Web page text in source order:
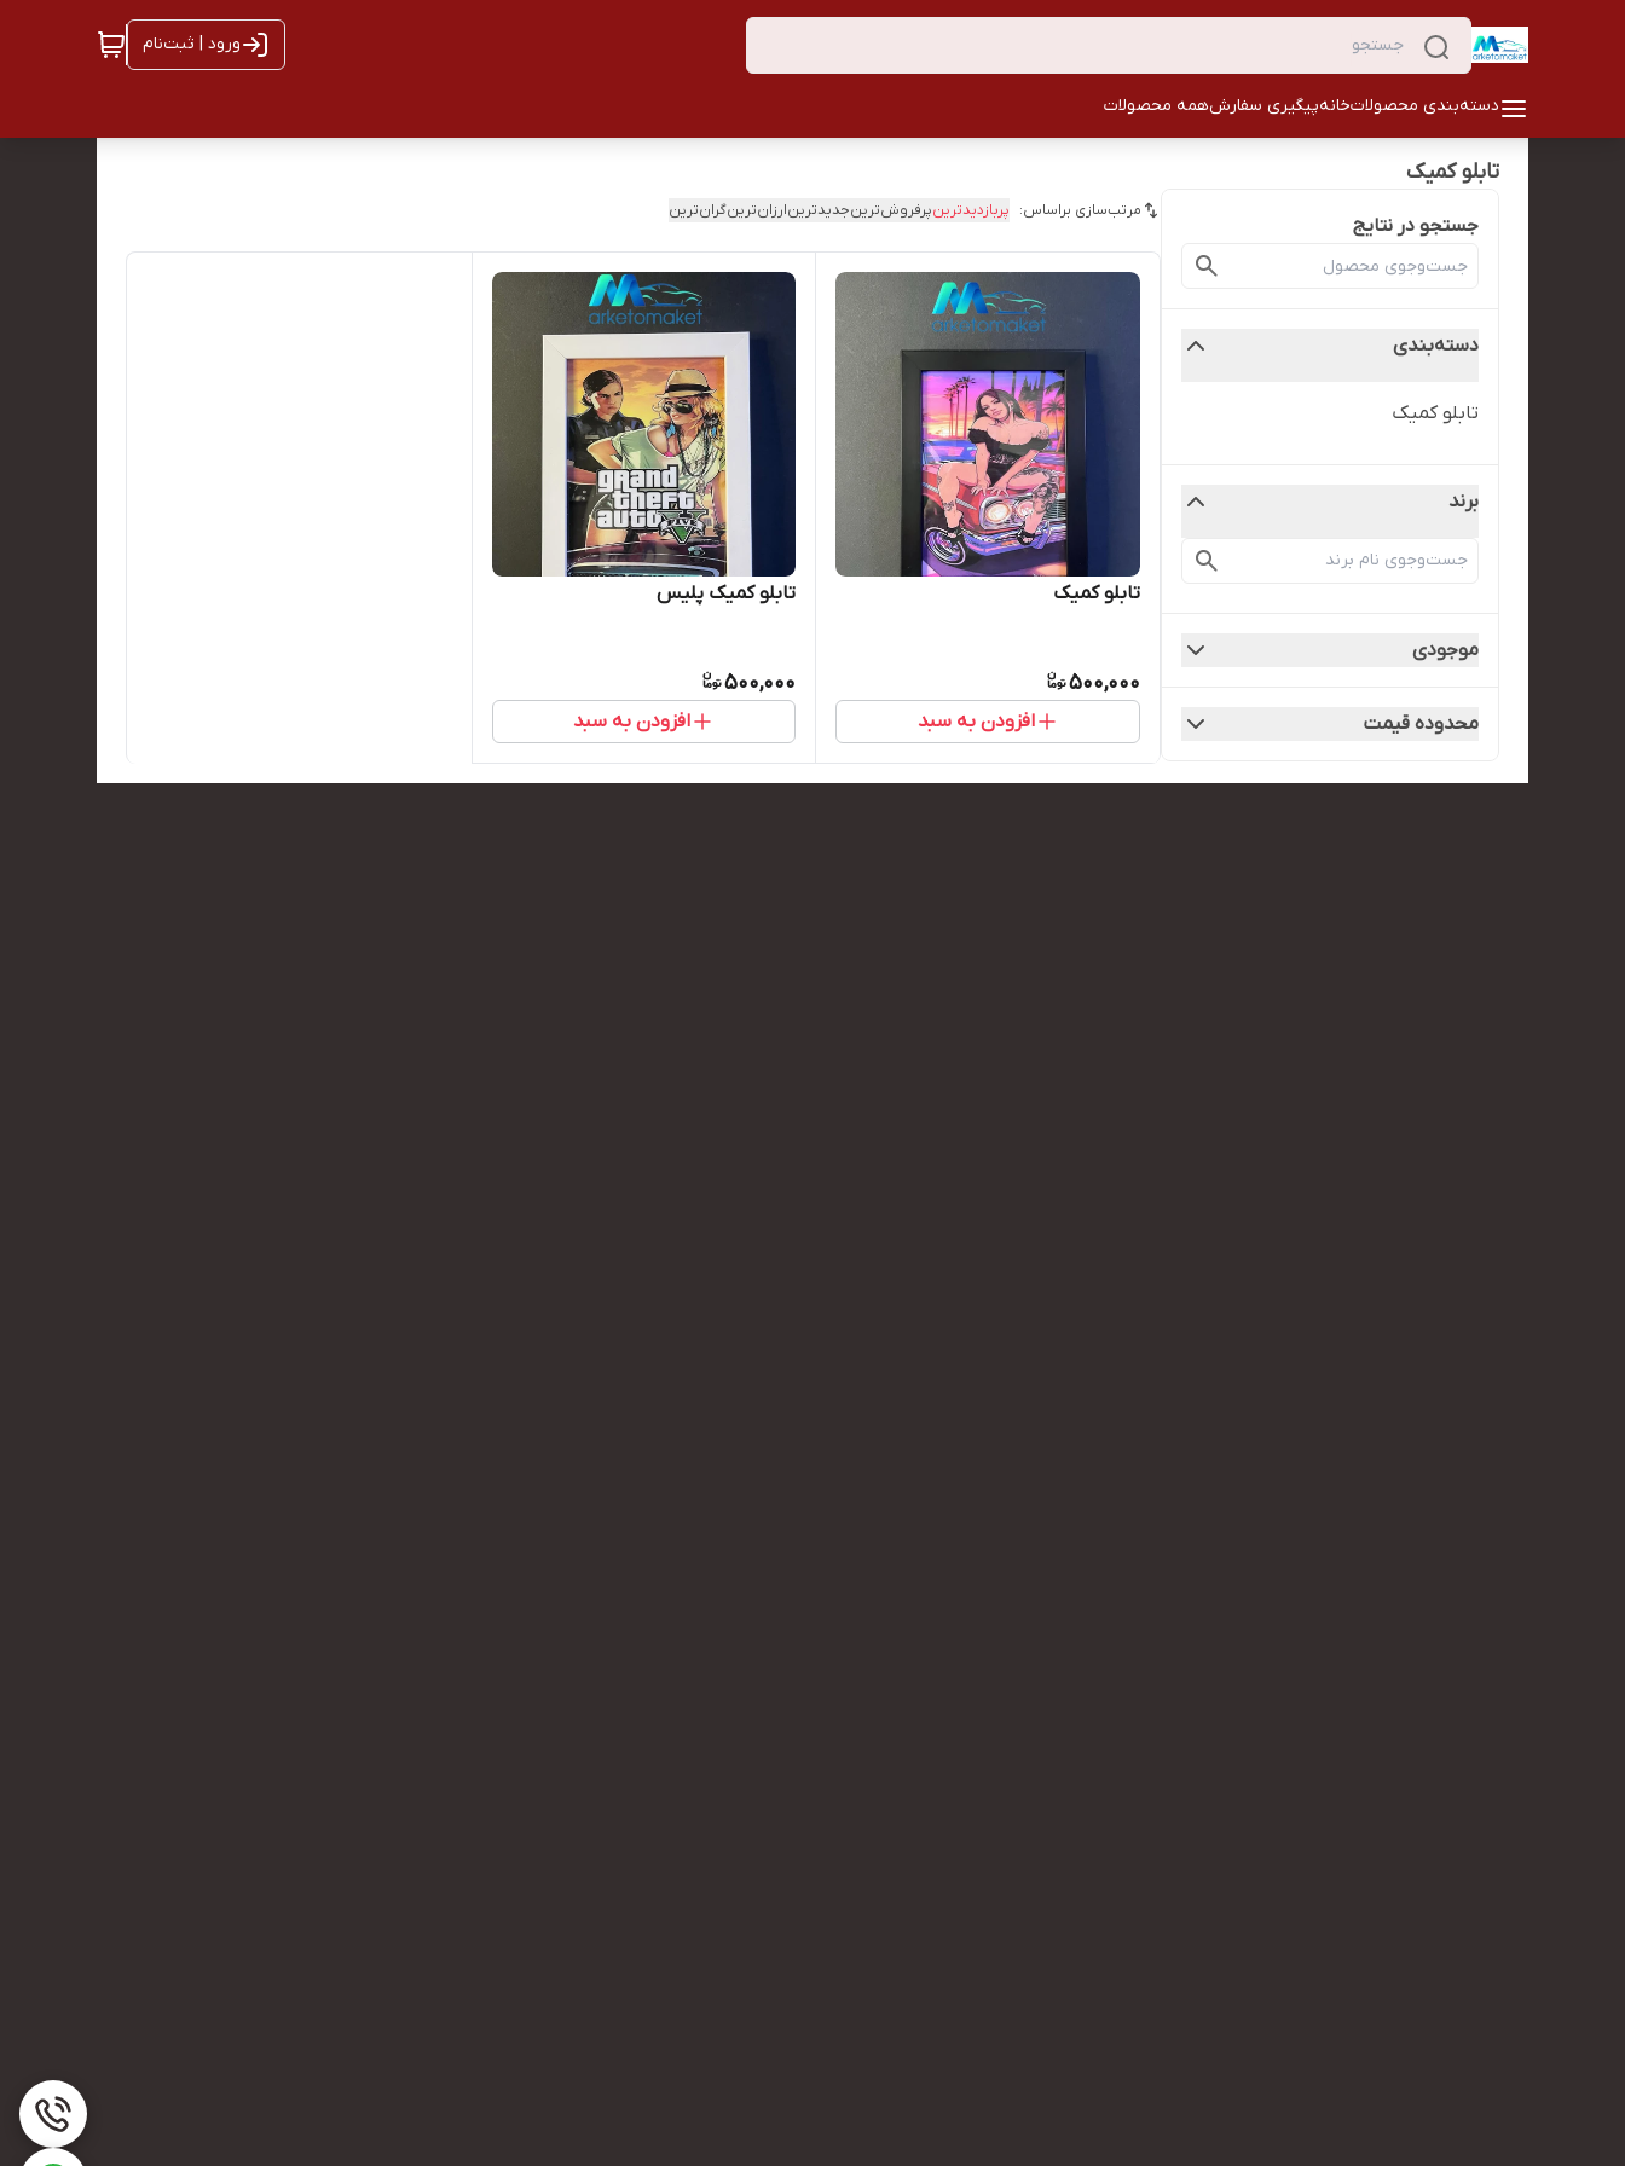
ورود | ثبت‌نام
دسته‌بندی محصولاتخانهپیگیری سفارشهمه محصولات
تابلو کمیک
جستجو در نتایج
دسته‌بندی
تابلو کمیک
برند
موجودی
محدوده قیمت
مرتب‌سازی براساس: پربازدیدترینپرفروش‌ترینجدیدترینارزان‌ترینگران‌ترین
تابلو کمیک
500,000
افزودن به سبد
تابلو کمیک پلیس
500,000
افزودن به سبد